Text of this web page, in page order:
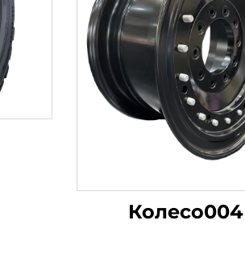
Колесо004